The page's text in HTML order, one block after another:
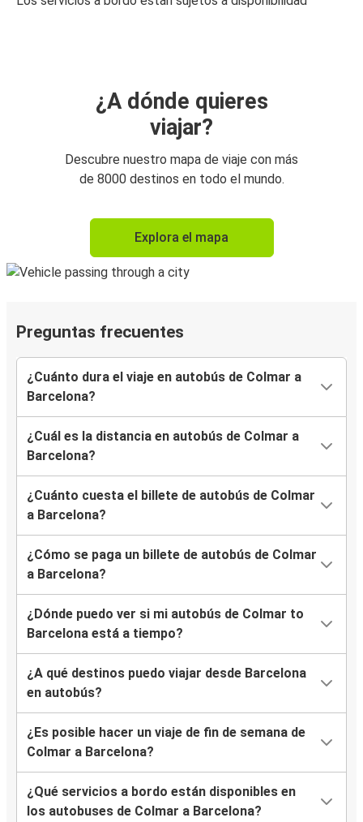
¿A dónde quieres
viajar?
Descubre nuestro mapa de viaje con más
de 8000 destinos en todo el mundo.
Explora el mapa
Preguntas frecuentes
¿Cuánto dura el viaje en autobús de Colmar a
Barcelona?
¿Cuál es la distancia en autobús de Colmar a
Barcelona?
¿Cuánto cuesta el billete de autobús de Colmar
a Barcelona?
¿Cómo se paga un billete de autobús de Colmar
a Barcelona?
¿Dónde puedo ver si mi autobús de Colmar to
Barcelona está a tiempo?
¿A qué destinos puedo viajar desde Barcelona
en autobús?
¿Es posible hacer un viaje de fin de semana de
Colmar a Barcelona?
¿Qué servicios a bordo están disponibles en
los autobuses de Colmar a Barcelona?